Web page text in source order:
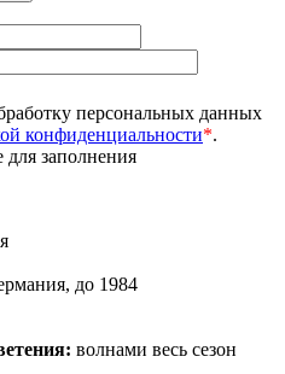
персональных данных
конфиденциальности*.
заполнения
до 1984
волнами весь сезон